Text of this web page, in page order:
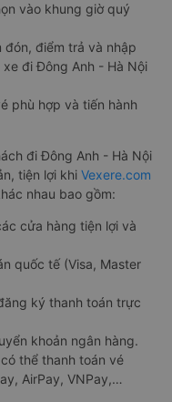
vào khung giờ quý
điểm trả và nhập
đi Đông Anh - Hà Nội
phù hợp và tiến hành
đi Đông Anh - Hà Nội
tiện lợi khi Vexere.com
nhau bao gồm:
cửa hàng tiện lợi và
quốc tế (Visa, Master
ký thanh toán trực
khoản ngân hàng.
thể thanh toán vé
AirPay, VNPay,…